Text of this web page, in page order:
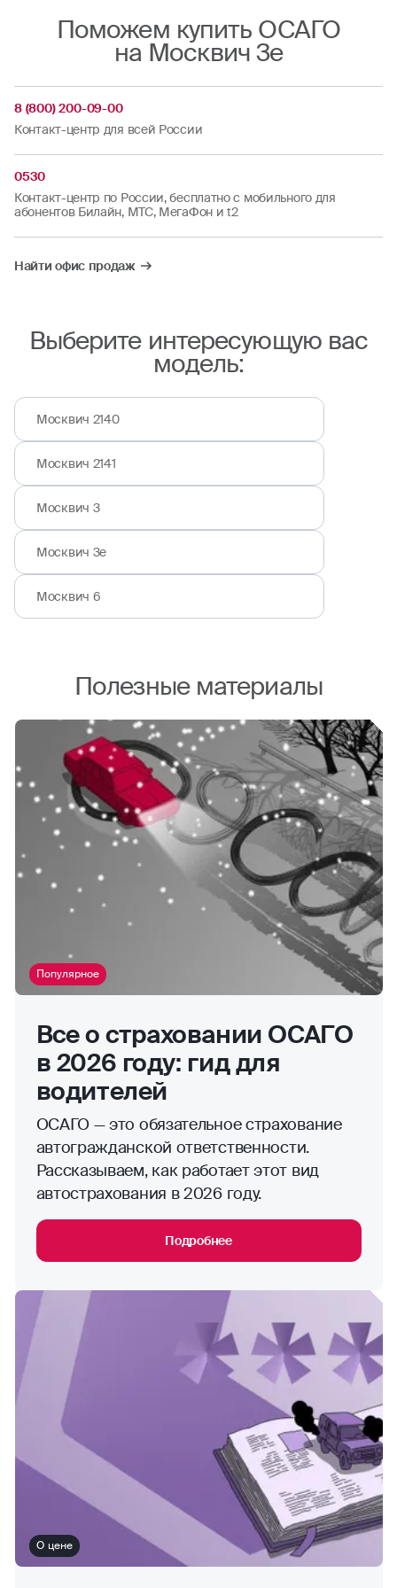
Поможем купить ОСАГО
на Москвич 3е
8 (800) 200-09-00
Контакт-центр для всей России
0530
Контакт-центр по России, бесплатно с мобильного для
абонентов Билайн, МТС, МегаФон и t2
Найти офис продаж
Выберите интересующую вас
модель:
Москвич 2140
Москвич 2141
Москвич 3
Москвич 3е
Москвич 6
Полезные материалы
Популярное
Все о страховании ОСАГО
в 2026 году: гид для
водителей
ОСАГО — это обязательное страхование
автогражданской ответственности.
Рассказываем, как работает этот вид
автострахования в 2026 году.
Подробнее
О цене